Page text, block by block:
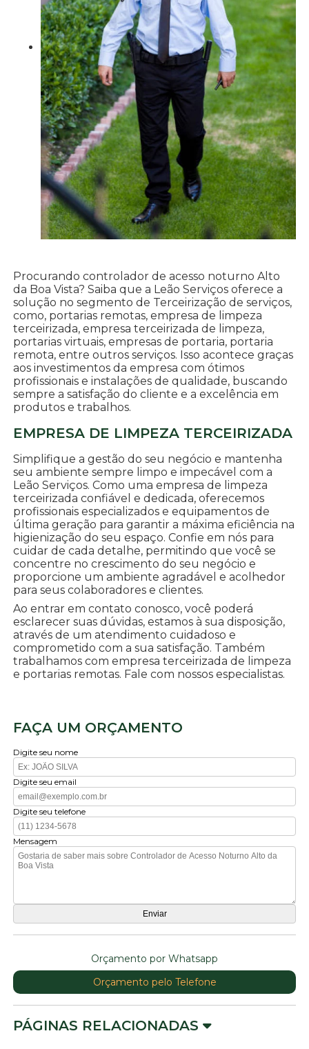
Procurando controlador de acesso noturno Alto
da Boa Vista? Saiba que a Leão Serviços oferece a
solução no segmento de Terceirização de serviços,
como, portarias remotas, empresa de limpeza
terceirizada, empresa terceirizada de limpeza,
portarias virtuais, empresas de portaria, portaria
remota, entre outros serviços. Isso acontece graças
aos investimentos da empresa com ótimos
profissionais e instalações de qualidade, buscando
sempre a satisfação do cliente e a excelência em
produtos e trabalhos.
EMPRESA DE LIMPEZA TERCEIRIZADA
Simplifique a gestão do seu negócio e mantenha
seu ambiente sempre limpo e impecável com a
Leão Serviços. Como uma empresa de limpeza
terceirizada confiável e dedicada, oferecemos
profissionais especializados e equipamentos de
última geração para garantir a máxima eficiência na
higienização do seu espaço. Confie em nós para
cuidar de cada detalhe, permitindo que você se
concentre no crescimento do seu negócio e
proporcione um ambiente agradável e acolhedor
para seus colaboradores e clientes.
Ao entrar em contato conosco, você poderá
esclarecer suas dúvidas, estamos à sua disposição,
através de um atendimento cuidadoso e
comprometido com a sua satisfação. Também
trabalhamos com empresa terceirizada de limpeza
e portarias remotas. Fale com nossos especialistas.
FAÇA UM ORÇAMENTO
Digite seu nome
Digite seu email
Digite seu telefone
Mensagem
Orçamento por Whatsapp
Orçamento pelo Telefone
PÁGINAS RELACIONADAS